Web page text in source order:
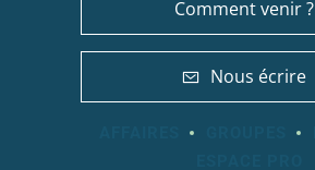
Comment venir ?
Nous écrire